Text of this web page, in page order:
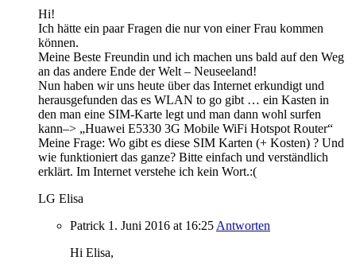
Hi!
Ich hätte ein paar Fragen die nur von einer Frau kommen
können.
Meine Beste Freundin und ich machen uns bald auf den Weg
an das andere Ende der Welt – Neuseeland!
Nun haben wir uns heute über das Internet erkundigt und
herausgefunden das es WLAN to go gibt … ein Kasten in
den man eine SIM-Karte legt und man dann wohl surfen
kann–> „Huawei E5330 3G Mobile WiFi Hotspot Router“
Meine Frage: Wo gibt es diese SIM Karten (+ Kosten) ? Und
wie funktioniert das ganze? Bitte einfach und verständlich
erklärt. Im Internet verstehe ich kein Wort.:(
LG Elisa
Patrick 1. Juni 2016 at 16:25 Antworten
Hi Elisa,